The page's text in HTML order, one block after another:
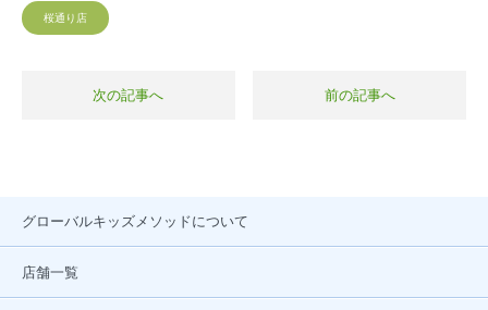
桜通り店
前の記事へ
次の記事へ
グローバルキッズメソッドについて
店舗一覧